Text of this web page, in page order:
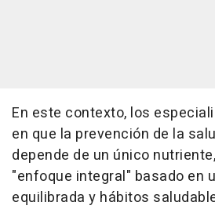
En este contexto, los
en que la prevención de la
depende de un único
"enfoque integral" basado en
equilibrada y hábitos